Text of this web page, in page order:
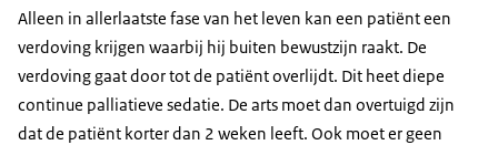
Alleen in allerlaatste fase van het leven kan een patiënt een
verdoving krijgen waarbij hij buiten bewustzijn raakt. De
verdoving gaat door tot de patiënt overlijdt. Dit heet diepe
continue palliatieve sedatie. De arts moet dan overtuigd zijn
dat de patiënt korter dan 2 weken leeft. Ook moet er geen